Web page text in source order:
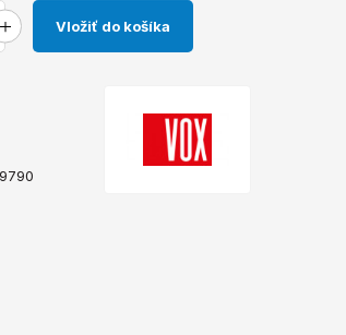
Vložiť do košíka